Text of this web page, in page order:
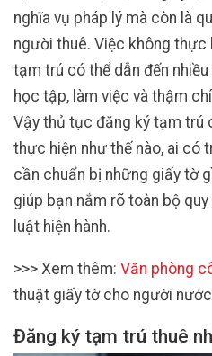
nghĩa vụ pháp lý mà còn là
người thuê. Việc không
tạm trú có thể dẫn đến
học tập, làm việc và thậm
Vậy thủ tục đăng ký tạm trú
thực hiện như thế nào, ai có
cần chuẩn bị những giấy tờ
giúp bạn nắm rõ toàn bộ
luật hiện hành.
>>> Xem thêm: Văn phòng
thuật giấy tờ cho người
Đăng ký tạm trú thuê